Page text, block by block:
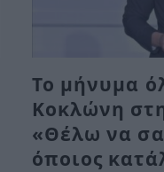
Το μήνυμα
Κοκλώνη
«Θέλω να
όποιος